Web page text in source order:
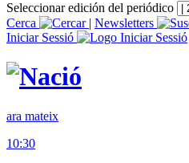
Seleccionar edición del periódico
Cerca
| Newsletters
Iniciar Sessió
ara mateix
10:30